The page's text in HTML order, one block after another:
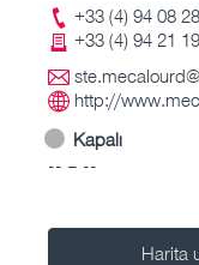
+33 (4) 94 08
+33 (4) 94 21
http://
Kapalı
-- – --
Harita